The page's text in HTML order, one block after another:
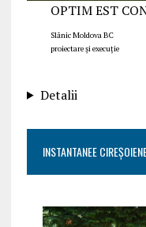
OPTIM EST
Slănic Moldova BC
proiectare și execuție
Detalii
INSTANTANEE